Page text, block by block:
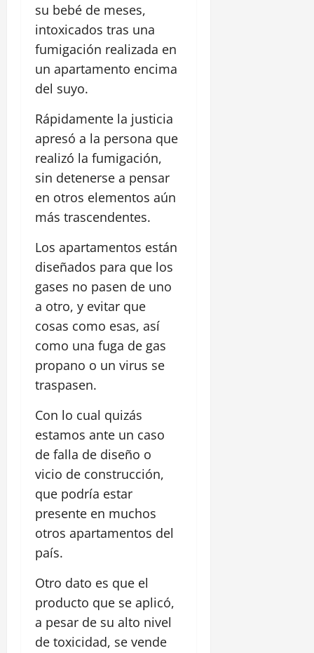
su bebé de meses,
intoxicados tras una
fumigación realizada en
un apartamento encima
del suyo.
Rápidamente la justicia
apresó a la persona que
realizó la fumigación,
sin detenerse a pensar
en otros elementos aún
más trascendentes.
Los apartamentos están
diseñados para que los
gases no pasen de uno
a otro, y evitar que
cosas como esas, así
como una fuga de gas
propano o un virus se
traspasen.
Con lo cual quizás
estamos ante un caso
de falla de diseño o
vicio de construcción,
que podría estar
presente en muchos
otros apartamentos del
país.
Otro dato es que el
producto que se aplicó,
a pesar de su alto nivel
de toxicidad, se vende